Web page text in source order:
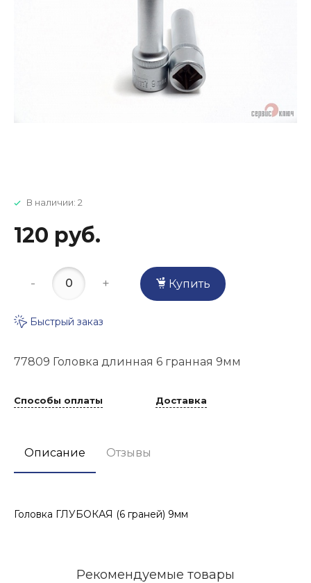
В наличии: 2
120 руб.
- + Купить
Быстрый заказ
77809 Головка длинная 6 гранная 9мм
Способы оплаты Доставка
Описание Отзывы
Головка ГЛУБОКАЯ (6 граней) 9мм
Рекомендуемые товары